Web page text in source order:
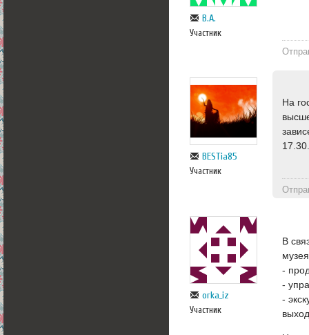
В.А.
Участник
BESTia85
Участник
На
orka_iz
Участник
В
-
-
-